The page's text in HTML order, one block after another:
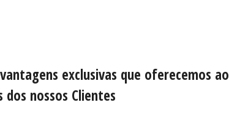
exclusivas que oferecemos aos